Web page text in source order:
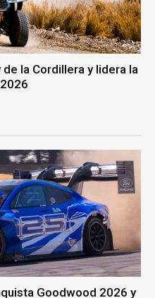
la Cordillera y lidera la
Goodwood 2026 y